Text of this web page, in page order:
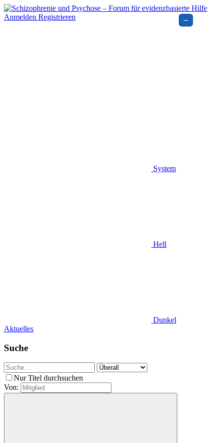
Anmelden Registrieren
System
Hell
Dunkel
Aktuelles
Suche
Nur Titel durchsuchen
Von:
–